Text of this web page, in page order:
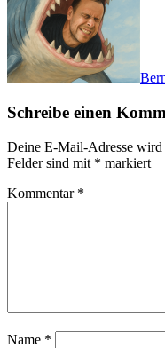
Schreibe einen
Deine E-Mail-Adresse
Felder sind mit * markiert
Kommentar *
Name *